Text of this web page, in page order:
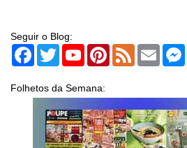
Seguir o Blog:
Facebook
TwitterYouTubePinterest
Feed Email
Folhetos da Semana: